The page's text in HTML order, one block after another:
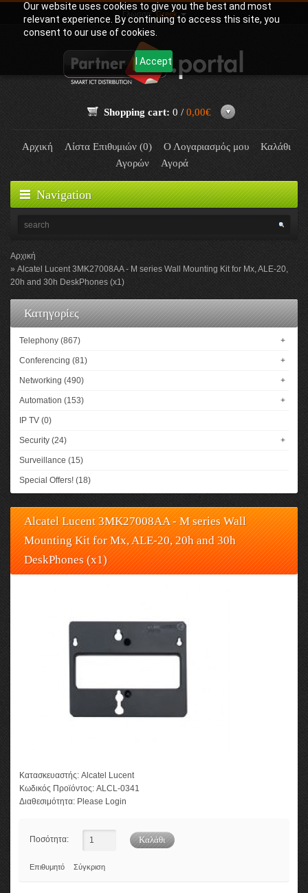
Our website uses cookies to give you the best and most
relevant experience. By continuing to access this site, you
consent to our use of cookies.
I Accept
Γλώσσα:Greek
Shopping cart: 0 / 0,00€
Αρχική Λίστα Επιθυμιών (0) Ο Λογαριασμός μου
Καλάθι
Αγορών
Αγορά
Navigation
Αρχική
Alcatel Lucent 3MK27008AA - M series Wall Mounting Kit for Mx, ALE-20,
20h and 30h DeskPhones (x1)
Κατηγορίες
Telephony (867) +
Conferencing (81) +
Networking (490) +
Automation (153) +
IP TV (0)
Security (24) +
Surveillance (15)
Special Offers! (18)
Alcatel Lucent 3MK27008AA - M series Wall
Mounting Kit for Mx, ALE-20, 20h and 30h
DeskPhones (x1)
Κατασκευαστής: Alcatel Lucent
Κωδικός Προϊόντος: ALCL-0341
Διαθεσιμότητα: Please Login
Ποσότητα:
Επιθυμητό Σύγκριση